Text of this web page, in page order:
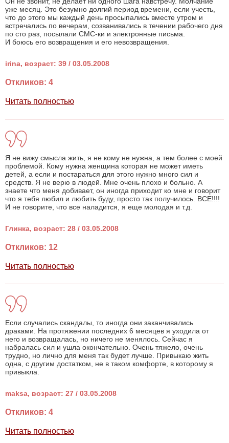
уже месяц. Это безумно долгий период времени, если учесть,
что до этого мы каждый день просыпались вместе утром и
встречались по вечерам, созванивались в течении рабочего дня
по сто раз, посылали СМС-ки и электронные письма.
И боюсь его возвращения и его невозвращения.
irina, возраст: 39 / 03.05.2008
Откликов: 4
Читать полностью
Я не вижу смысла жить, я не кому не нужна, а тем более с моей
проблемой. Кому нужна женщина которая не может иметь
детей, а если и постараться для этого нужно много сил и
средств. Я не верю в людей. Мне очень плохо и больно. А
знаете что меня добивает, он иногда приходит ко мне и говорит
что я тебя любил и любить буду, просто так получилось. ВСЕ!!!!
И не говорите, что все наладится, я еще молодая и т.д.
Глинка, возраст: 28 / 03.05.2008
Откликов: 12
Читать полностью
Если случались скандалы, то иногда они заканчивались
драками. На протяжении последних 6 месяцев я уходила от
него и возвращалась, но ничего не менялось. Сейчас я
набралась сил и ушла окончательно. Очень тяжело, очень
трудно, но лично для меня так будет лучше. Привыкаю жить
одна, с другим достатком, не в таком комфорте, в которому я
привыкла.
maksa, возраст: 27 / 03.05.2008
Откликов: 4
Читать полностью